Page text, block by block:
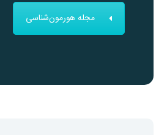
مجله هورمون‌شناسی